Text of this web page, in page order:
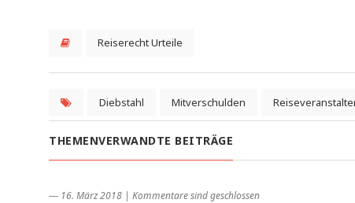
Reiserecht Urteile
Diebstahl Mitverschulden
THEMENVERWANDTE BEITRÄGE
― 16. März 2018 | Kommentare sind geschlossen